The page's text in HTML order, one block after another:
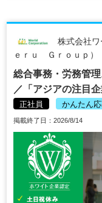
株式会社ワ
ｅｒｕ Ｇｒｏｕｐ）
総合事務・労務管
／「アジアの注目
正社員 かんたん
掲載終了日：2026/8/14